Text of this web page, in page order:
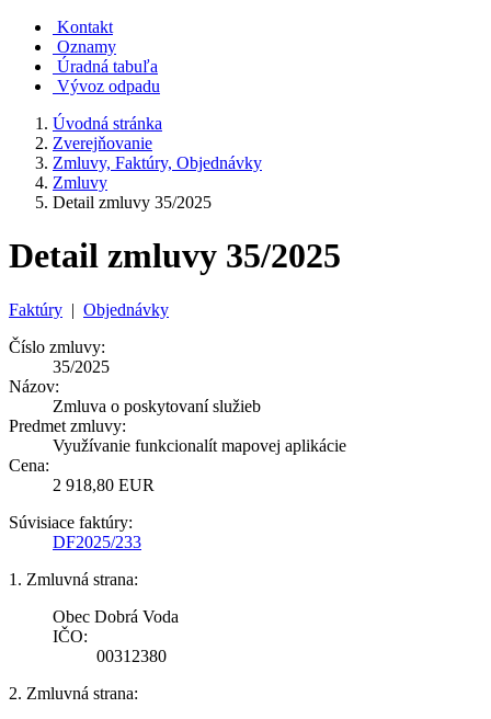
Kontakt
Oznamy
Úradná tabuľa
Vývoz odpadu
Úvodná stránka
Zverejňovanie
Zmluvy, Faktúry, Objednávky
Zmluvy
Detail zmluvy 35/2025
Detail zmluvy 35/2025
Faktúry | Objednávky
Číslo zmluvy:
35/2025
Názov:
Zmluva o poskytovaní služieb
Predmet zmluvy:
Využívanie funkcionalít mapovej aplikácie
Cena:
2 918,80 EUR
Súvisiace faktúry:
DF2025/233
1. Zmluvná strana:
Obec Dobrá Voda
IČO:
00312380
2. Zmluvná strana: